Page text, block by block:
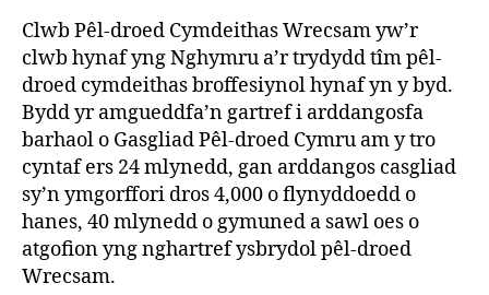
Clwb Pêl-droed Cymdeithas Wrecsam yw’r
clwb hynaf yng Nghymru a’r trydydd tîm pêl-
droed cymdeithas broffesiynol hynaf yn y byd.
Bydd yr amgueddfa’n gartref i arddangosfa
barhaol o Gasgliad Pêl-droed Cymru am y tro
cyntaf ers 24 mlynedd, gan arddangos casgliad
sy’n ymgorffori dros 4,000 o flynyddoedd o
hanes, 40 mlynedd o gymuned a sawl oes o
atgofion yng nghartref ysbrydol pêl-droed
Wrecsam.